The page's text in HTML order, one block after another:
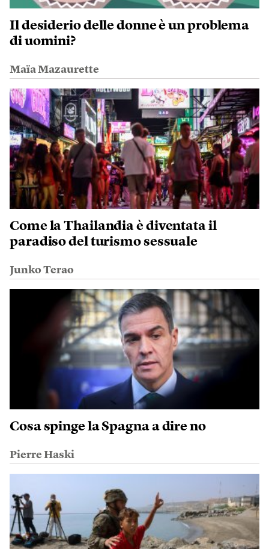
Il desiderio delle donne è un problema
di uomini?
Maïa Mazaurette
Come la Thailandia è diventata il
paradiso del turismo sessuale
Junko Terao
Cosa spinge la Spagna a dire no
Pierre Haski